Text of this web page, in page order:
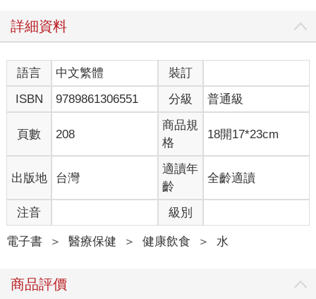
詳細資料
語言 中文繁體
裝訂
ISBN
9789861306551 分級 普通級
頁數 208
商品規
格
18開17*23cm
出版地 台灣
適讀年
齡
全齡適讀
注音 級別
電子書 ＞ 醫療保健 ＞ 健康飲食 ＞ 水
商品評價